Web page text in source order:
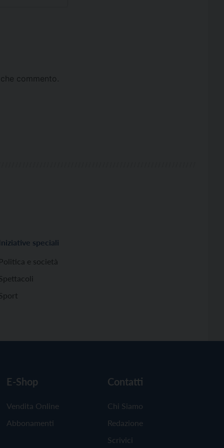
commento.
Iniziative speciali
Politica e società
E-Shop
Vendita Online
Abbonamenti
Contatti
Chi Siamo
Redazione
Scrivici